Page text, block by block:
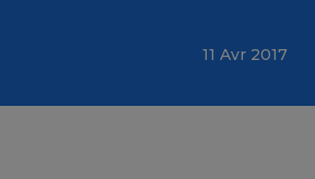
11 Avr 2017